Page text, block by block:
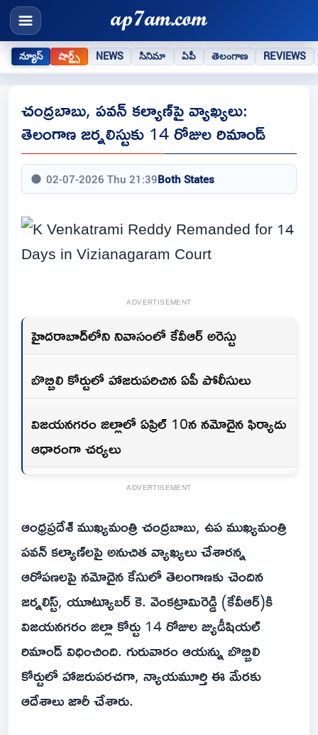
న్యూస్ షార్ట్స్ NEWS సినిమా ఏపీ తెలంగాణ REVIEWS
చంద్రబాబు, పవన్ కల్యాణ్‌పై వ్యాఖ్యలు:
తెలంగాణ జర్నలిస్టుకు 14 రోజుల రిమాండ్
02-07-2026 Thu 21:39Both States
ADVERTISEMENT
హైదరాబాద్‌లోని నివాసంలో కేవీఆర్ అరెస్టు
బొబ్బిలి కోర్టులో హాజరుపరిచిన ఏపీ పోలీసులు
విజయనగరం జిల్లాలో ఏప్రిల్ 10న నమోదైన ఫిర్యాదు
ఆధారంగా చర్యలు
ADVERTISEMENT
ఆంధ్రప్రదేశ్ ముఖ్యమంత్రి చంద్రబాబు, ఉప ముఖ్యమంత్రి
పవన్ కల్యాణ్‌లపై అనుచిత వ్యాఖ్యలు చేశారన్న
ఆరోపణలపై నమోదైన కేసులో తెలంగాణకు చెందిన
జర్నలిస్ట్, యూట్యూబర్ కె. వెంకట్రామిరెడ్డి (కేవీఆర్)కి
విజయనగరం జిల్లా కోర్టు 14 రోజుల జ్యుడీషియల్
రిమాండ్ విధించింది. గురువారం ఆయన్ను బొబ్బిలి
కోర్టులో హాజరుపరచగా, న్యాయమూర్తి ఈ మేరకు
ఆదేశాలు జారీ చేశారు.